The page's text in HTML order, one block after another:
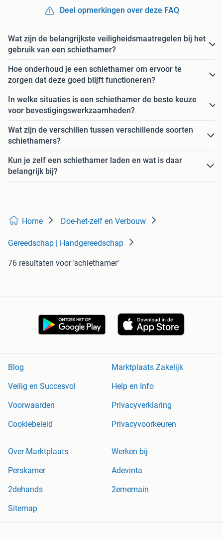
Deel opmerkingen over deze FAQ
Wat zijn de belangrijkste veiligheidsmaatregelen bij het
gebruik van een schiethamer?
Hoe onderhoud je een schiethamer om ervoor te
zorgen dat deze goed blijft functioneren?
In welke situaties is een schiethamer de beste keuze
voor bevestigingswerkzaamheden?
Wat zijn de verschillen tussen verschillende soorten
schiethamers?
Kun je zelf een schiethamer laden en wat is daar
belangrijk bij?
Home Doe-het-zelf en Verbouw
Gereedschap | Handgereedschap
76 resultaten voor 'schiethamer'
Blog
Marktplaats Zakelijk
Veilig en Succesvol
Help en Info
Voorwaarden
Privacyverklaring
Cookiebeleid
Privacyvoorkeuren
Over Marktplaats
Werken bij
Perskamer
Adevinta
2dehands
2ememain
Sitemap